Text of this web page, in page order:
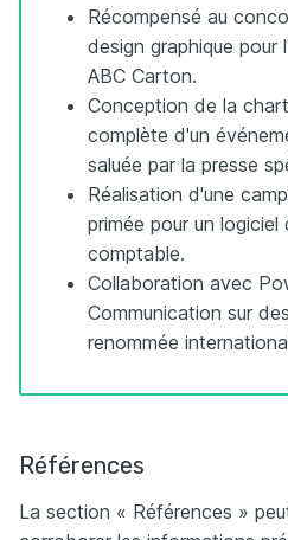
Récompensé au
design graphique pour
ABC Carton.
Conception de la
complète d'un
saluée par la presse
Réalisation d'une
primée pour un logiciel
comptable.
Collaboration avec
Communication sur
renommée
Références
La section « Références »